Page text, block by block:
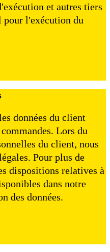
et autres tiers
pour l'exécution du
données du client
Lors du
du client, nous
Pour plus de
dispositions relatives à
dans notre
des données.